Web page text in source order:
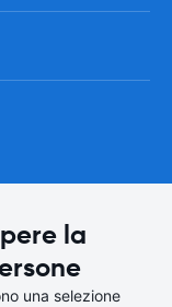
la
una selezione